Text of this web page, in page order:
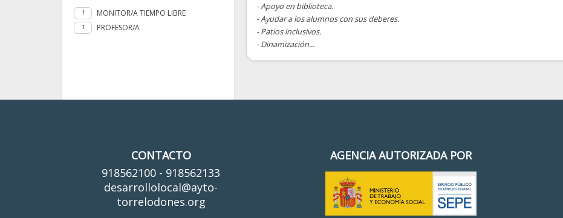
1 MONITOR/A TIEMPO LIBRE
1 PROFESOR/A
- Apoyo en biblioteca.
- Ayudar a los alumnos con sus deberes.
- Patios inclusivos.
- Dinamización...
CONTACTO
918562100 - 918562133
desarrollolocal@ayto-
torrelodones.org
AGENCIA AUTORIZADA POR